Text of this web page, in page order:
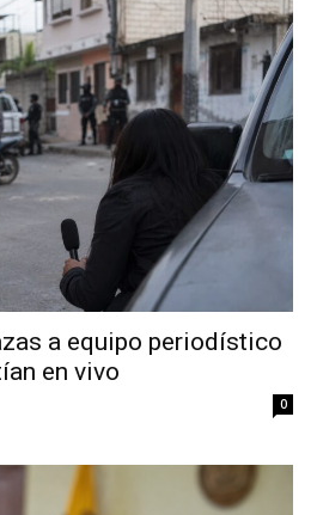
a equipo periodístico
en vivo
0